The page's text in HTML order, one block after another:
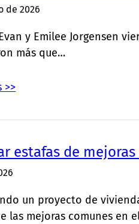
de 2026
y Emilee Jorgensen
más que…
>>
estafas de
un proyecto de
las mejoras comunes en